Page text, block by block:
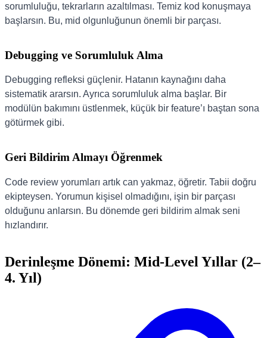
sorumluluğu, tekrarların azaltılması. Temiz kod konuşmaya
başlarsın. Bu, mid olgunluğunun önemli bir parçası.
Debugging ve Sorumluluk Alma
Debugging refleksi güçlenir. Hatanın kaynağını daha
sistematik ararsın. Ayrıca sorumluluk alma başlar. Bir
modülün bakımını üstlenmek, küçük bir feature’ı baştan sona
götürmek gibi.
Geri Bildirim Almayı Öğrenmek
Code review yorumları artık can yakmaz, öğretir. Tabii doğru
ekipteysen. Yorumun kişisel olmadığını, işin bir parçası
olduğunu anlarsın. Bu dönemde geri bildirim almak seni
hızlandırır.
Derinleşme Dönemi: Mid-Level Yıllar (2–
4. Yıl)